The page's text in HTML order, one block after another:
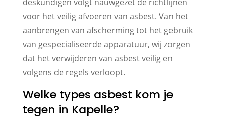
voor het veilig afvoeren van asbest. Van het
aanbrengen van afscherming tot het gebruik
van gespecialiseerde apparatuur, wij zorgen
dat het verwijderen van asbest veilig en
volgens de regels verloopt.
Welke types asbest kom je
tegen in Kapelle?